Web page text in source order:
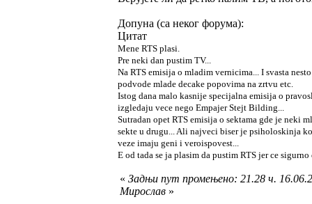
Допуна (са неког форума):
Цитат
Mene RTS plasi.
Pre neki dan pustim TV...
Na RTS emisija o mladim vernicima... I svasta
podvode mlade decake popovima na zrtvu etc.
Istog dana malo kasnije specijalna emisija o
izgledaju vece nego Empajer Stejt Bilding...
Sutradan opet RTS emisija o sektama gde je neki
sekte u drugu... Ali najveci biser je psiholoskinja
veze imaju geni i veroispovest...
E od tada se ja plasim da pustim RTS jer ce
« Задњи пут промењено: 21.28 ч.
Мирослав »